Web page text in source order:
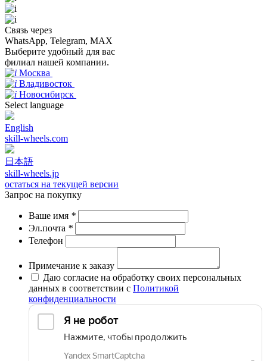
Связь через
WhatsApp, Telegram, MAX
Выберите удобный для вас
филиал нашей компании.
Москва
Владивосток
Новосибирск
Select language
English
skill-wheels.com
日本語
skill-wheels.jp
остаться на текущей версии
Запрос на покупку
Ваше имя *
Эл.почта *
Телефон
Примечание к заказу
Даю согласие на обработку своих персональных
данных в соответствии с Политикой
конфиденциальности